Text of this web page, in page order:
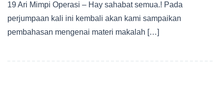
19 Ari Mimpi Operasi – Hay sahabat semua.! Pada
perjumpaan kali ini kembali akan kami sampaikan
pembahasan mengenai materi makalah […]